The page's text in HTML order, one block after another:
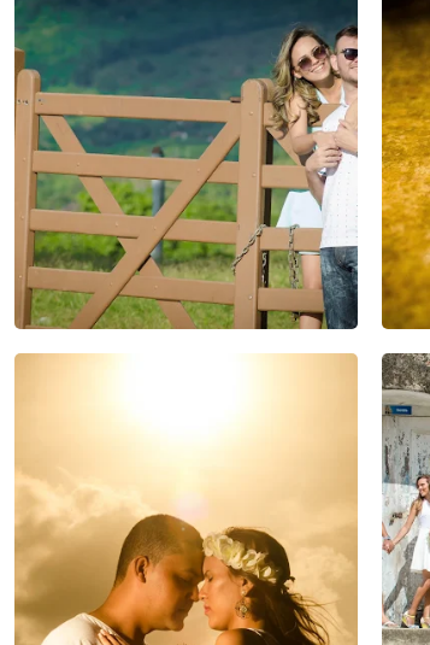
0 0
1 0 0